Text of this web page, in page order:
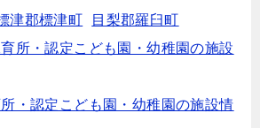
津郡標津町
目梨郡羅臼町
所・認定こども園・幼稚園の施設
・認定こども園・幼稚園の施設情